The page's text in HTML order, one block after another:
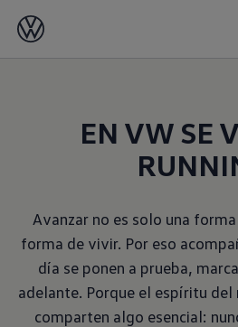
EN VW SE
Avanzar no es solo una
forma de vivir. Por eso
día se ponen a prueba,
adelante. Porque el espíritu
comparten algo esencial: